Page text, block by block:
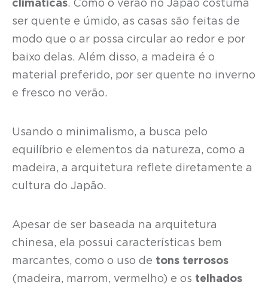
climáticas. Como o verão no Japão costuma
ser quente e úmido, as casas são feitas de
modo que o ar possa circular ao redor e por
baixo delas. Além disso, a madeira é o
material preferido, por ser quente no inverno
e fresco no verão.
Usando o minimalismo, a busca pelo
equilíbrio e elementos da natureza, como a
madeira, a arquitetura reflete diretamente a
cultura do Japão.
Apesar de ser baseada na arquitetura
chinesa, ela possui características bem
marcantes, como o uso de tons terrosos
(madeira, marrom, vermelho) e os telhados